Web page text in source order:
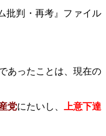
批判・再考』ファイル
あったことは、現在の
党にたいし、
上意下達